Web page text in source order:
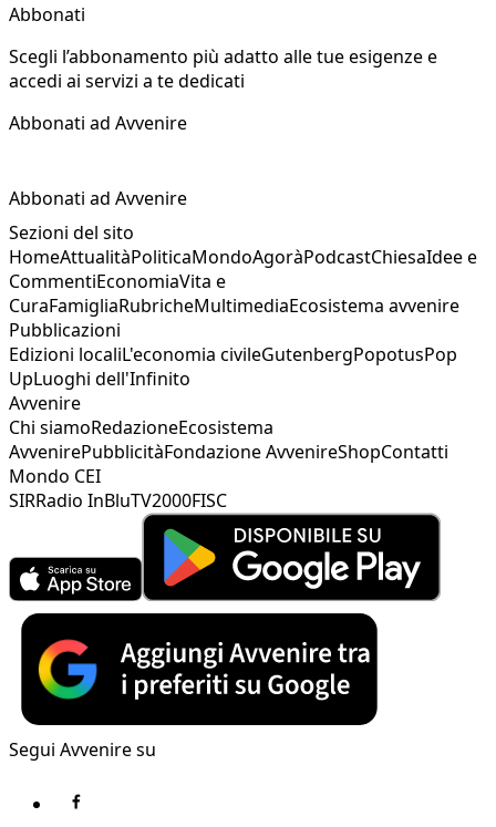
Abbonati
Scegli l’abbonamento più adatto alle tue esigenze e
accedi ai servizi a te dedicati
Abbonati ad Avvenire
Abbonati ad Avvenire
Sezioni del sito
HomeAttualitàPoliticaMondoAgoràPodcastChiesaIdee e
CommentiEconomiaVita e
CuraFamigliaRubricheMultimediaEcosistema avvenire
Pubblicazioni
Edizioni localiL'economia civileGutenbergPopotusPop
UpLuoghi dell'Infinito
Avvenire
Chi siamoRedazioneEcosistema
AvvenirePubblicitàFondazione AvvenireShopContatti
Mondo CEI
SIRRadio InBluTV2000FISC
Segui Avvenire su